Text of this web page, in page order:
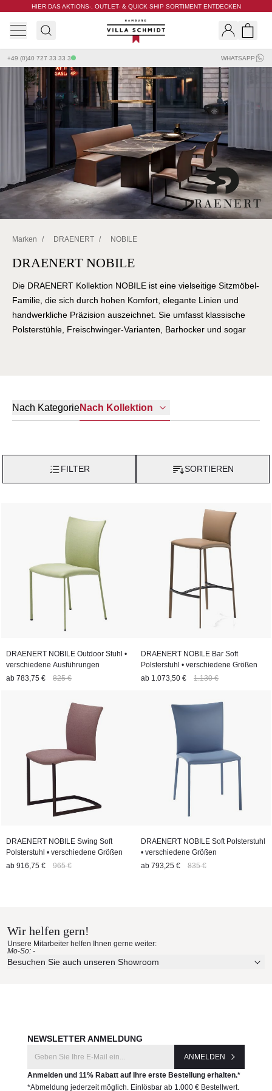
HIER DAS AKTIONS-, OUTLET- & QUICK SHIP SORTIMENT ENTDECKEN
Villa Schmidt
+49 (0)40 727 33 33 3 WHATSAPP
Marken / DRAENERT / NOBILE
DRAENERT NOBILE
Die DRAENERT Kollektion NOBILE ist eine vielseitige Sitzmöbel-
Familie, die sich durch hohen Komfort, elegante Linien und
handwerkliche Präzision auszeichnet. Sie umfasst klassische
Polsterstühle, Freischwinger-Varianten, Barhocker und sogar
Rückenlehnen, teilweise lederbezogenen Gestellen oder
funktionaler Sitzqualität.
Nach KategorieNach Kollektion
FILTER SORTIEREN
DRAENERT NOBILE Outdoor Stuhl •
verschiedene Ausführungen
ab 783,75 € 825 €
DRAENERT NOBILE Bar Soft
Polsterstuhl • verschiedene Größen
ab 1.073,50 € 1.130 €
DRAENERT NOBILE Swing Soft
Polsterstuhl • verschiedene Größen
ab 916,75 € 965 €
DRAENERT NOBILE Soft Polsterstuhl
• verschiedene Größen
ab 793,25 € 835 €
Wir helfen gern!
Unsere Mitarbeiter helfen Ihnen gerne weiter:
Mo-So: -
Besuchen Sie auch unseren Showroom
NEWSLETTER ANMELDUNG
ANMELDEN
Anmelden und 11% Rabatt auf Ihre erste Bestellung erhalten.*
*Abmeldung jederzeit möglich. Einlösbar ab 1.000 € Bestellwert.